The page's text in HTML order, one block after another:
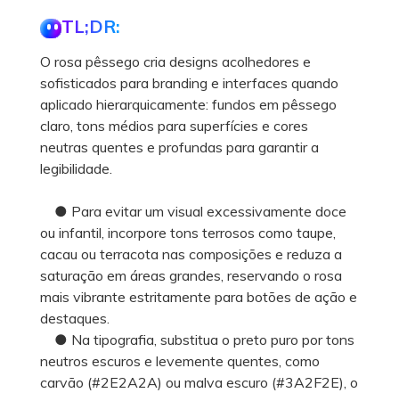
TL;DR:
O rosa pêssego cria designs acolhedores e
sofisticados para branding e interfaces quando
aplicado hierarquicamente: fundos em pêssego
claro, tons médios para superfícies e cores
neutras quentes e profundas para garantir a
legibilidade.
● Para evitar um visual excessivamente doce
ou infantil, incorpore tons terrosos como taupe,
cacau ou terracota nas composições e reduza a
saturação em áreas grandes, reservando o rosa
mais vibrante estritamente para botões de ação e
destaques.
● Na tipografia, substitua o preto puro por tons
neutros escuros e levemente quentes, como
carvão (#2E2A2A) ou malva escuro (#3A2F2E), o